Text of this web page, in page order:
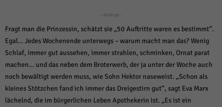
- Anzeige -
Fragt man die Prinzessin, schätzt sie „50 Auftritte waren es bestimmt“.
Egal… Jedes Wochenende unterwegs – warum macht man das? Wenig
Schlaf, immer gut aussehen, immer strahlen, schminken, Ornat parat
machen… und das neben dem Broterwerb, der ja unter der Woche auch
noch bewältigt werden muss, wie Sohn Hektor naseweist. „Schon als
kleines Stötzchen fand ich immer das Dreigestirn gut“, sagt Eva Marx
lächelnd, die im bürgerlichen Leben Apothekerin ist. „Es ist ein
Marketing-Cookies werden von Drittanbietern oder Publishern verwendet,
um personalisierte Werbung anzuzeigen. Sie tun dies, indem sie Besucher
über Websites hinweg verfolgen.
Cookie-Informationen anzeigen
Externe Medien (6)